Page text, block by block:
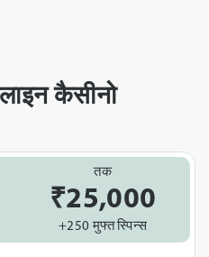
कैसीनो
तक
₹25,000
+250 मुफ्त स्पिन्स